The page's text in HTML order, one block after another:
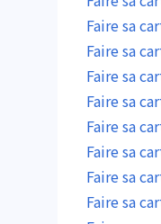
Faire sa
Faire sa
Faire sa
Faire sa
Faire sa
Faire sa
Faire sa
Faire sa